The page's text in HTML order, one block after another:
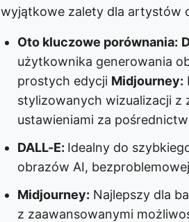
wyjątkowe zalety dla artystów
Oto kluczowe porównania:
użytkownika generowania
prostych edycji Midjourney:
stylizowanych wizualizacji z
ustawieniami za
DALL-E: Idealny do
obrazów AI,
Midjourney: Najlepszy dla
z zaawansowanymi